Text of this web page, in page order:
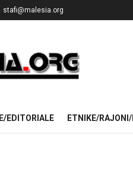
stafi@malesia.org
EDITORIALE ETNIKE/